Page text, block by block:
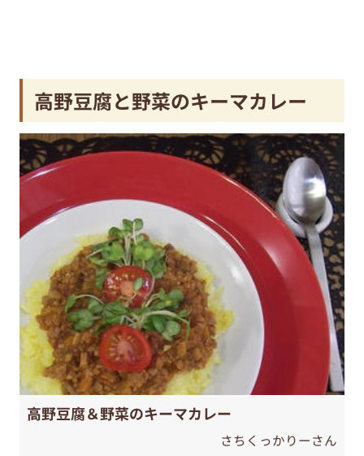
高野豆腐と野菜のキーマカレー
高野豆腐＆野菜のキーマカレー
さちくっかりーさん